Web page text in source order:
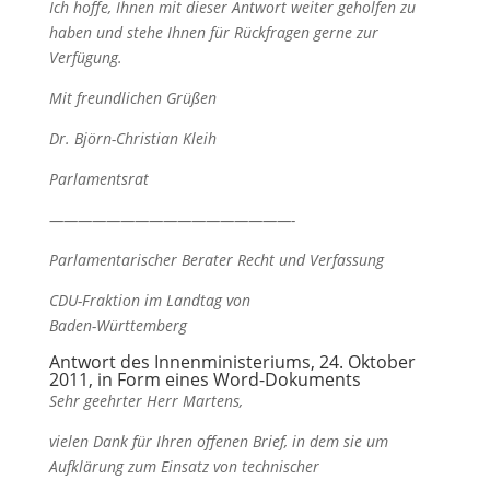
Ich hoffe, Ihnen mit dieser Antwort weiter geholfen zu
haben und stehe Ihnen für Rückfragen gerne zur
Verfügung.
Mit freundlichen Grüßen
Dr. Björn-Christian Kleih
Parlamentsrat
—————————————————-
Parlamentarischer Berater Recht und Verfassung
CDU-Fraktion im Landtag von
Baden-Württemberg
Antwort des Innenministeriums, 24. Oktober
2011, in Form eines Word-Dokuments
Sehr geehrter Herr Martens,
vielen Dank für Ihren offenen Brief, in dem sie um
Aufklärung zum Einsatz von technischer